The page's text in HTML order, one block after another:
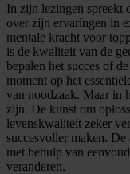
In zijn lezingen spreekt
over zijn ervaringen in
mentale kracht voor
is de kwaliteit van de
bepalen het succes of
moment op het
van noodzaak. Maar in
zijn. De kunst om
levenskwaliteit zeker
succesvoller maken.
met behulp van
veranderen.